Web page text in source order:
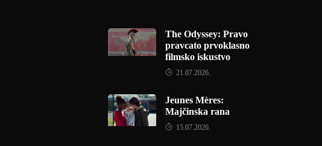
The Odyssey: Pravo
pravcato prvoklasno
filmsko iskustvo
21.07.2026.
Jeunes Mères:
Majčinska rana
15.07.2026.